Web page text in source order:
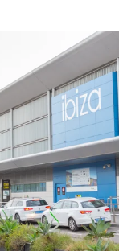
Típusú
Palma
Ibiza
Mustang, a
leggyakrabban
és Palma de